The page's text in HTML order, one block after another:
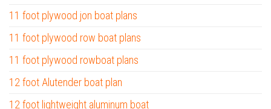
11 foot plywood jon boat plans
11 foot plywood row boat plans
11 foot plywood rowboat plans
12 foot Alutender boat plan
12 foot lightweight aluminum boat